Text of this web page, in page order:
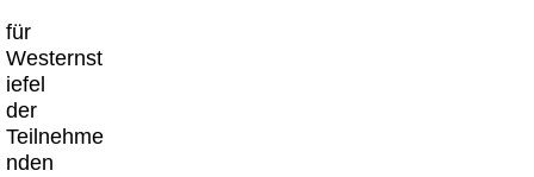
für
Westernst
iefel
der
Teilnehme
nden